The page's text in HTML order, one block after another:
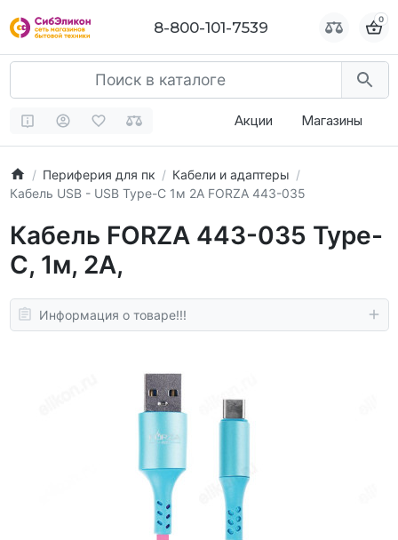
8-800-101-7539 0
Акции Магазины
Периферия для пк
Кабели и адаптеры
Кабель USB - USB Type-C 1м 2А FORZA 443-035
Кабель FORZA 443-035 Type-
C, 1м, 2А,
Информация о товаре!!!
8-800-101-7539 0